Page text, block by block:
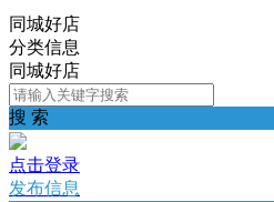
同城好店
分类信息
同城好店
搜 索
点击登录
发布信息